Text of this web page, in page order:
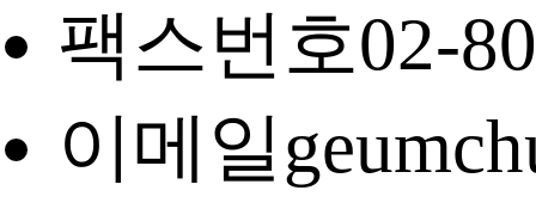
팩스번호02-
이메일